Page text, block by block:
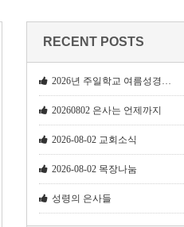
RECENT POSTS
2026년 주일학교 여름성경학교
20260802 은사는 언제까지
2026-08-02 교회소식
2026-08-02 목장나눔
성령의 은사들